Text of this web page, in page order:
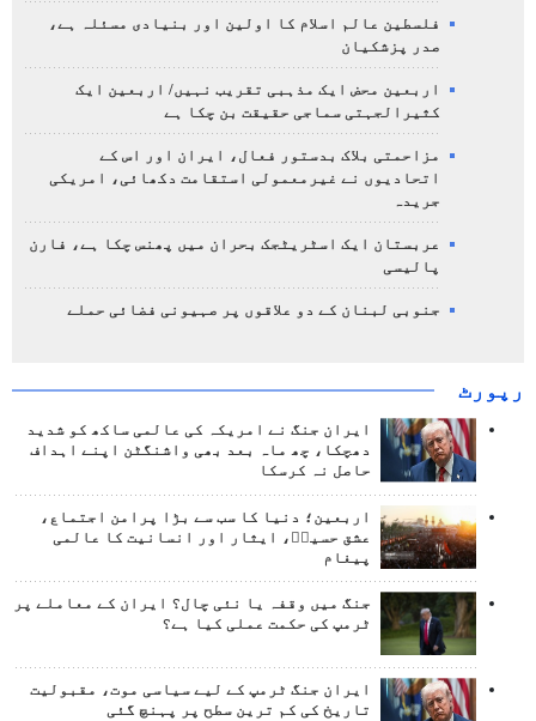
فلسطین عالم اسلام کا اولین اور بنیادی مسئلہ ہے،
صدر پزشکیان
اربعین محض ایک مذہبی تقریب نہیں/ اربعین ایک
کثیرالجہتی سماجی حقیقت بن چکا ہے
مزاحمتی بلاک بدستور فعال، ایران اور اس کے
اتحادیوں نے غیرمعمولی استقامت دکھائی، امریکی
جریدہ
عربستان ایک اسٹریٹجک بحران میں پھنس چکا ہے، فارن
پالیسی
جنوبی لبنان کے دو علاقوں پر صہیونی فضائی حملے
رپورٹ
ایران جنگ نے امریکہ کی عالمی ساکھ کو شدید
دھچکا، چھ ماہ بعد بھی واشنگٹن اپنے اہداف
حاصل نہ کرسکا
اربعین؛ دنیا کا سب سے بڑا پرامن اجتماع،
عشق حسینؑ، ایثار اور انسانیت کا عالمی
پیغام
جنگ میں وقفہ یا نئی چال؟ ایران کے معاملے پر
ٹرمپ کی حکمت عملی کیا ہے؟
ایران جنگ ٹرمپ کے لیے سیاسی موت، مقبولیت
تاریخ کی کم ترین سطح پر پہنچ گئی